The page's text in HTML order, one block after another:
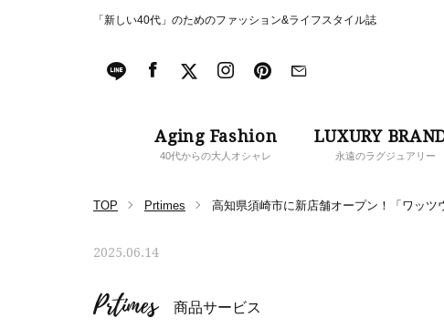
「新しい40代」のためのファッション&ライフスタイル誌
Aging Fashion
40代からの大人オシャレ
LUXURY
永遠のラグジュアリー
TOP Prtimes 高知県須崎市に新店舗オープン！「ワッ
2025.06.14
Prtimes 商品サービス